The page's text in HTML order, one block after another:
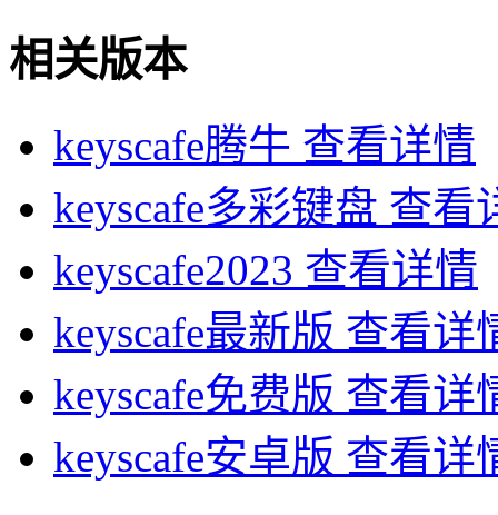
相关版本
keyscafe腾牛 查看详情
keyscafe多彩键盘 查看
keyscafe2023 查看详情
keyscafe最新版 查看详
keyscafe免费版 查看详
keyscafe安卓版 查看详